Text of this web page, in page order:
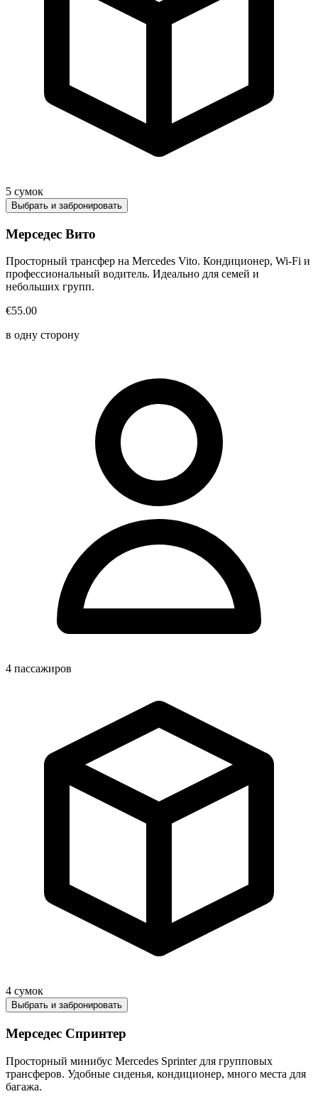
5 сумок
Выбрать и забронировать
Мерседес Вито
Просторный трансфер на Mercedes Vito. Кондиционер, Wi-Fi и
профессиональный водитель. Идеально для семей и
небольших групп.
€55.00
в одну сторону
4 пассажиров
4 сумок
Выбрать и забронировать
Мерседес Спринтер
Просторный минибус Mercedes Sprinter для групповых
трансферов. Удобные сиденья, кондиционер, много места для
багажа.